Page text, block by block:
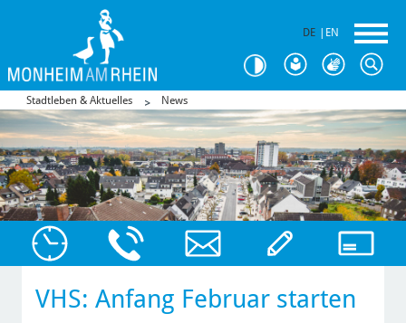
DE EN
Stadtleben & Aktuelles News
VHS: Anfang Februar starten